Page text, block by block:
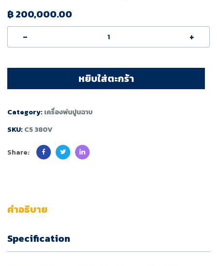
฿200,000.00
-
+
หยิบใส่ตะกร้า
Category: เครื่องพ่นปูนฉาบ
SKU: C5 380V
Share:
คำอธิบาย
Specification